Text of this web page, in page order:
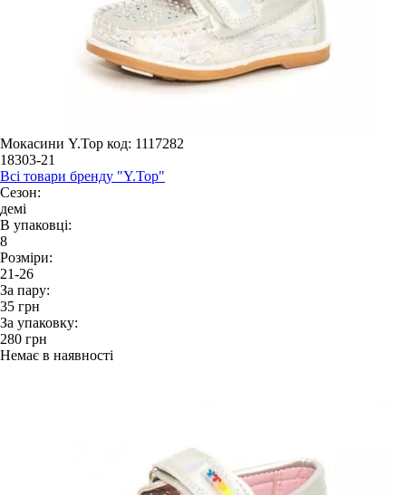
Мокасини Y.Top код: 1117282
18303-21
Всі товари бренду "Y.Top"
Сезон:
демі
В упаковці:
8
Розміри:
21-26
За пару:
35 грн
За упаковку:
280 грн
Немає в наявності